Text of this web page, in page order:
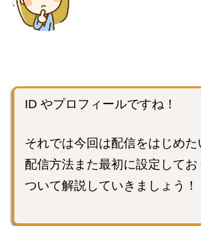
ID やプロフィールですね！
それでは今回は配信をはじめた
配信方法また最初に設定して
ついて解説していきましょう！